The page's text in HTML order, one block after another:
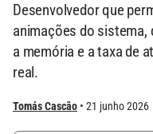
Desenvolvedor que
animações do sistema,
a memória e a taxa de
real.
Tomás Cascão 21 junho 2026